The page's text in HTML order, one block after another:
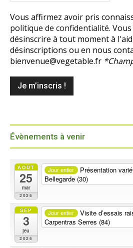
Vous affirmez avoir pris
politique de confidentialité.
désinscrire à tout moment à
désinscriptions ou en nous
bienvenue@vegetable.fr
Évènements à venir
AOÛT
25
mar
2026
Jour entier Présentation
Bellegarde (30)
SEP
3
jeu
2026
Jour entier Visite d’essais
Carpentras Serres (84)